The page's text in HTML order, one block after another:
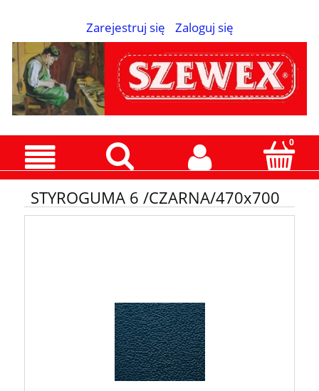
Zarejestruj się Zaloguj się
STYROGUMA 6 /CZARNA/470x700